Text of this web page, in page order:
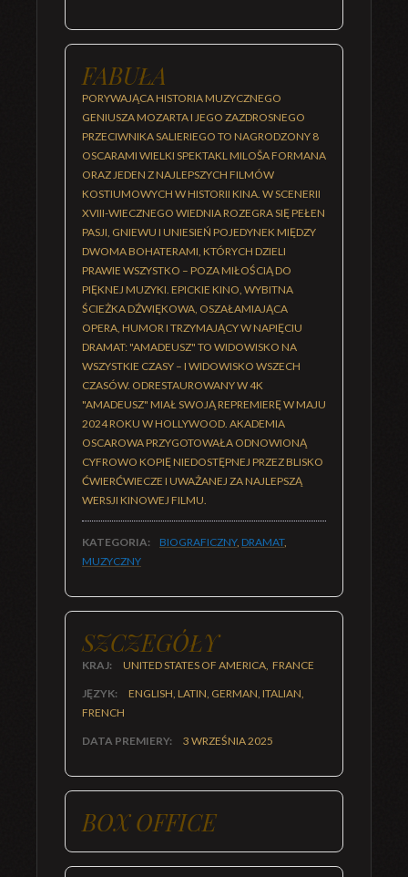
FABUŁA
PORYWAJĄCA HISTORIA MUZYCZNEGO
GENIUSZA MOZARTA I JEGO ZAZDROSNEGO
PRZECIWNIKA SALIERIEGO TO NAGRODZONY 8
OSCARAMI WIELKI SPEKTAKL MILOŠA FORMANA
ORAZ JEDEN Z NAJLEPSZYCH FILMÓW
KOSTIUMOWYCH W HISTORII KINA. W SCENERII
XVIII-WIECZNEGO WIEDNIA ROZEGRA SIĘ PEŁEN
PASJI, GNIEWU I UNIESIEŃ POJEDYNEK MIĘDZY
DWOMA BOHATERAMI, KTÓRYCH DZIELI
PRAWIE WSZYSTKO – POZA MIŁOŚCIĄ DO
PIĘKNEJ MUZYKI. EPICKIE KINO, WYBITNA
ŚCIEŻKA DŹWIĘKOWA, OSZAŁAMIAJĄCA
OPERA, HUMOR I TRZYMAJĄCY W NAPIĘCIU
DRAMAT: "AMADEUSZ" TO WIDOWISKO NA
WSZYSTKIE CZASY – I WIDOWISKO WSZECH
CZASÓW. ODRESTAUROWANY W 4K
"AMADEUSZ" MIAŁ SWOJĄ REPREMIERĘ W MAJU
2024 ROKU W HOLLYWOOD. AKADEMIA
OSCAROWA PRZYGOTOWAŁA ODNOWIONĄ
CYFROWO KOPIĘ NIEDOSTĘPNEJ PRZEZ BLISKO
ĆWIERĆWIECZE I UWAŻANEJ ZA NAJLEPSZĄ
WERSJI KINOWEJ FILMU.
KATEGORIA: BIOGRAFICZNY, DRAMAT,
MUZYCZNY
SZCZEGÓŁY
KRAJ: UNITED STATES OF AMERICA, FRANCE
JĘZYK:
ENGLISH, LATIN, GERMAN, ITALIAN,
FRENCH
DATA PREMIERY: 3 WRZEŚNIA 2025
BOX OFFICE